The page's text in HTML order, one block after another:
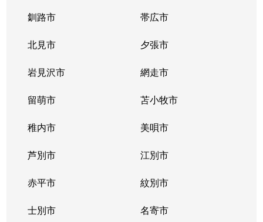
釧路市 帯広市
北見市 夕張市
岩見沢市 網走市
留萌市 苫小牧市
稚内市 美唄市
芦別市 江別市
赤平市 紋別市
士別市 名寄市